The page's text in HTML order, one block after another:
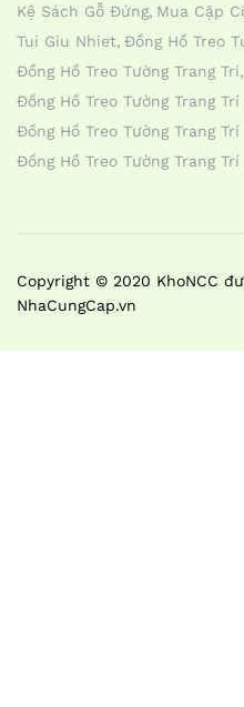
Kệ Sách Gỗ Đứng Mua Cặp
Tui Giu Nhiet Đồng Hồ Treo
Đồng Hồ Treo Tường Trang Trí
Đồng Hồ Treo Tường Trang
Đồng Hồ Treo Tường Trang Trí
Đồng Hồ Treo Tường Trang
Copyright © 2020 KhoNCC
NhaCungCap.vn